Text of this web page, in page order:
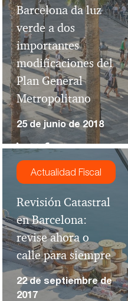
Barcelona da luz
verde a dos
importantes
modificaciones del
Plan General
Metropolitano
25 de junio de 2018
Actualidad Fiscal
Revisión Catastral
en Barcelona:
revise ahora o
calle para siempre
22 de septiembre de
2017